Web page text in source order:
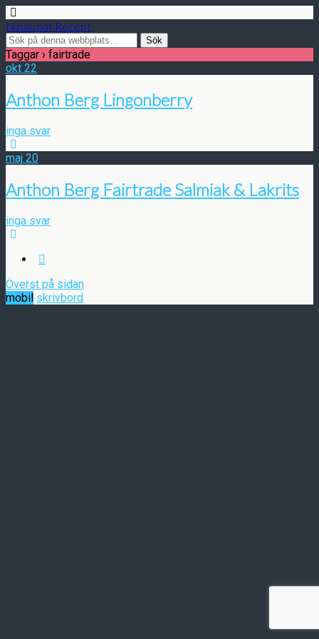
Ninasmat Recept
Taggar › fairtrade
okt 22
Anthon Berg Lingonberry
inga svar
maj 20
Anthon Berg Fairtrade Salmiak & Lakrits
inga svar
Överst på sidan
mobil skrivbord